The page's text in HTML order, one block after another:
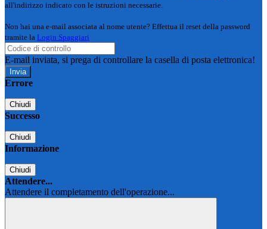
all'indirizzo indicato con le istruzioni necessarie.
Non hai una e-mail associata al nome utente? Effettua il reset della password
tramite la Login Spaggiari
E-mail inviata, si prega di controllare la casella di posta elettronica!
Errore
Chiudi
Successo
Chiudi
Informazione
Chiudi
Attendere...
Attendere il completamento dell'operazione...